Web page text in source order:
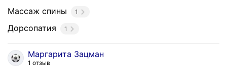
Массаж спины
1
Дорсопатия 1
Маргарита Зацман
1 отзыв